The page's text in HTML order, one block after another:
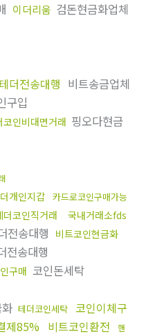
이더리움 검돈현금화업체
테더전송대행 비트송금업체
구입
코인비대면거래 핑오다현금
개인지갑 카드로코인구매가능
더코인직거래
국내거래소fds
전송대행 비트코인현금화
전송대행
구매 코인돈세탁
테더코인세탁 코인이체구
제85% 비트코인환전
핸